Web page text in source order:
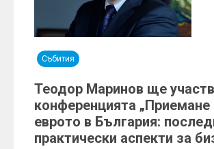
Събития
Теодор Маринов ще
конференцията „Приемане
еврото в България:
практически аспекти за